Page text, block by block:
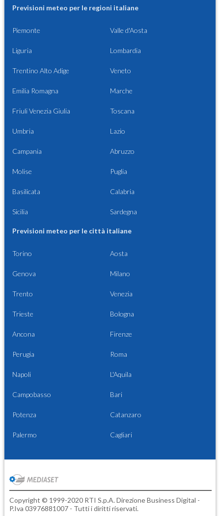
Previsioni meteo per le regioni italiane
Piemonte Valle d'Aosta
Liguria Lombardia
Trentino Alto Adige Veneto
Emilia Romagna Marche
Friuli Venezia Giulia Toscana
Umbria Lazio
Campania Abruzzo
Molise Puglia
Basilicata Calabria
Sicilia Sardegna
Previsioni meteo per le città italiane
Torino Aosta
Genova Milano
Trento Venezia
Trieste Bologna
Ancona Firenze
Perugia Roma
Napoli L'Aquila
Campobasso Bari
Potenza Catanzaro
Palermo Cagliari
Copyright © 1999-2020 RTI S.p.A. Direzione Business Digital -
P.Iva 03976881007 - Tutti i diritti riservati.